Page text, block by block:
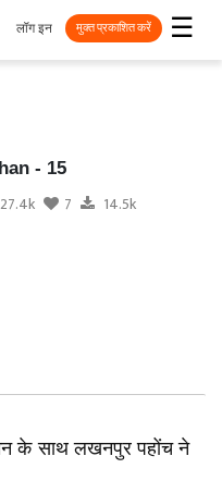
☰
लॉग इन मुक्त प्रकाशित करें
- 15
27.4k 7 14.5k
के साथ लखनपुर पहोंच ने